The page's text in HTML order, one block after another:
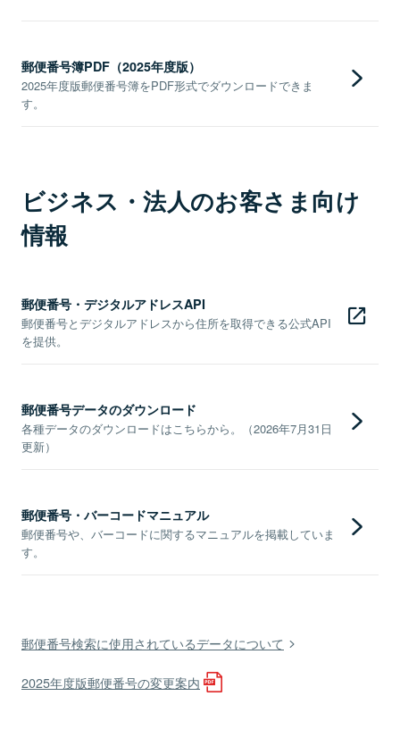
郵便番号簿PDF（2025年度版）
2025年度版郵便番号簿をPDF形式でダウンロードできま
す。
ビジネス・法人のお客さま向け
情報
郵便番号・デジタルアドレスAPI
郵便番号とデジタルアドレスから住所を取得できる公式API
を提供。
郵便番号データのダウンロード
各種データのダウンロードはこちらから。（2026年7月31日
更新）
郵便番号・バーコードマニュアル
郵便番号や、バーコードに関するマニュアルを掲載していま
す。
郵便番号検索に使用されているデータについて
2025年度版郵便番号の変更案内